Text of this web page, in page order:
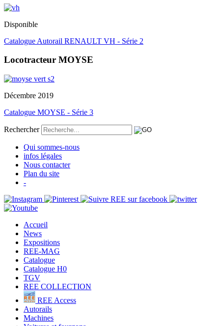
Disponible
Catalogue Autorail RENAULT VH - Série 2
Locotracteur MOYSE
Décembre 2019
Catalogue MOYSE - Série 3
Rechercher
Qui sommes-nous
infos légales
Nous contacter
Plan du site
-
Accueil
News
Expositions
REE-MAG
Catalogue
Catalogue H0
TGV
REE COLLECTION
REE Access
Autorails
Machines